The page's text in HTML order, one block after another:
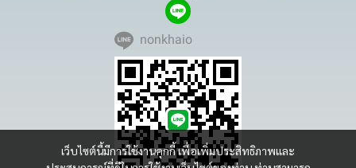
เว็บไซต์นี้มีการใช้งานคุกกี้ เพื่อเพิ่มประสิทธิภาพและ
nonkhaio